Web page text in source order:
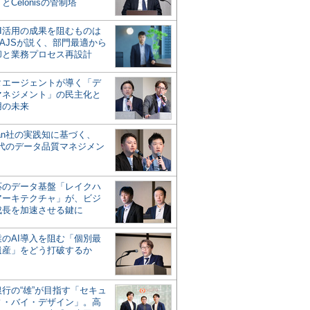
Celonisの管制塔
用の成果を阻むものは
が説く、部門最適から
と業務プロセス再設計
エージェントが導く「デ
ジメント」の民主化と
未来
社の実践知に基づく、
のデータ品質マネジメン
データ基盤「レイクハ
キテクチャ」が、ビジ
を加速させる鍵に
のAI導入を阻む「個別最
産」をどう打破するか
の“雄”が目指す「セキュ
・バイ・デザイン」。高